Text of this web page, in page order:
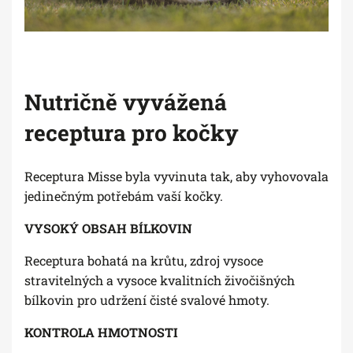
Nutričně vyvážená
receptura pro kočky
Receptura Misse byla vyvinuta tak, aby vyhovovala
jedinečným potřebám vaší kočky.
VYSOKÝ OBSAH BÍLKOVIN
Receptura bohatá na krůtu, zdroj vysoce
stravitelných a vysoce kvalitních živočišných
bílkovin pro udržení čisté svalové hmoty.
KONTROLA HMOTNOSTI